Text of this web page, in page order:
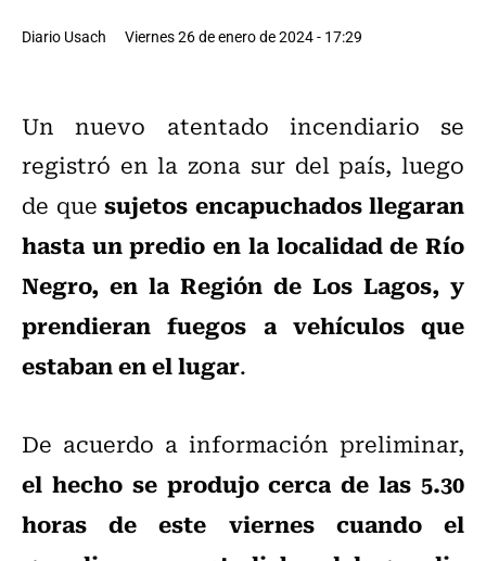
Diario Usach Viernes 26 de enero de 2024 - 17:29
Un nuevo atentado incendiario se
registró en la zona sur del país, luego
de que sujetos encapuchados llegaran
hasta un predio en la localidad de Río
Negro, en la Región de Los Lagos, y
prendieran fuegos a vehículos que
estaban en el lugar.
De acuerdo a información preliminar,
el hecho se produjo cerca de las 5.30
horas de este viernes cuando el